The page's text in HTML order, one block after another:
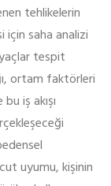
tehlikelerin
için saha analizi
tespit
ortam faktörleri
iş akışı
uyumu, kişinin